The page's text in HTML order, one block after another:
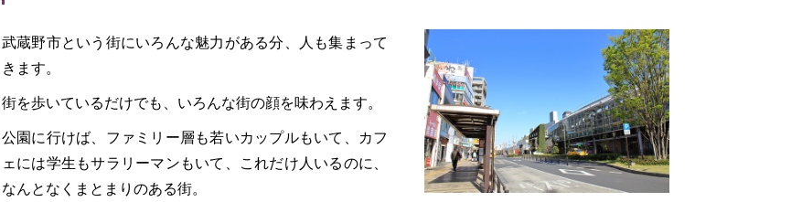
武蔵野市という街にいろんな魅力がある分、人も集まって
きます。
街を歩いているだけでも、いろんな街の顔を味わえます。
公園に行けば、ファミリー層も若いカップルもいて、カフ
ェには学生もサラリーマンもいて、これだけ人いるのに、
なんとなくまとまりのある街。